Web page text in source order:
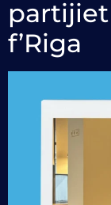
f’Riga